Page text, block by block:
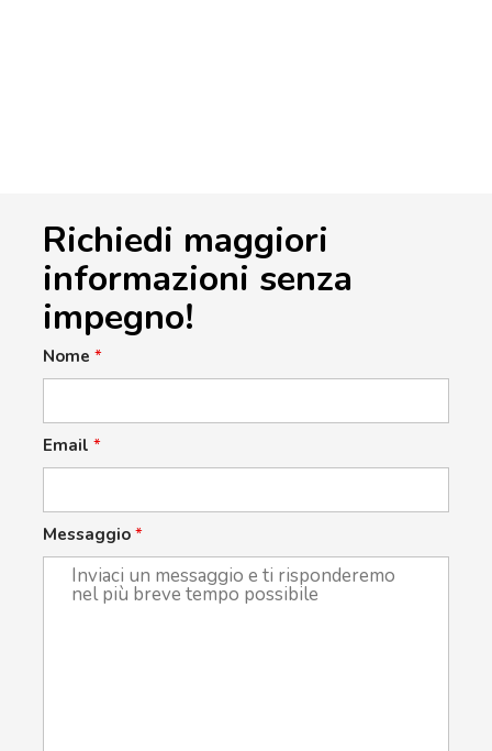
Richiedi maggiori
informazioni senza
impegno!
Nome *
Email *
Messaggio *